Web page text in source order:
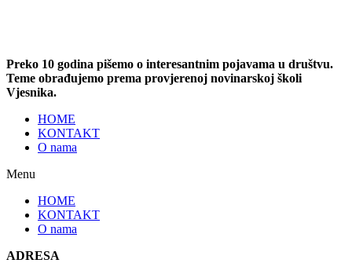
Preko 10 godina pišemo o interesantnim pojavama u društvu.
Teme obrađujemo prema provjerenoj novinarskoj školi
Vjesnika.
HOME
KONTAKT
O nama
Menu
HOME
KONTAKT
O nama
ADRESA